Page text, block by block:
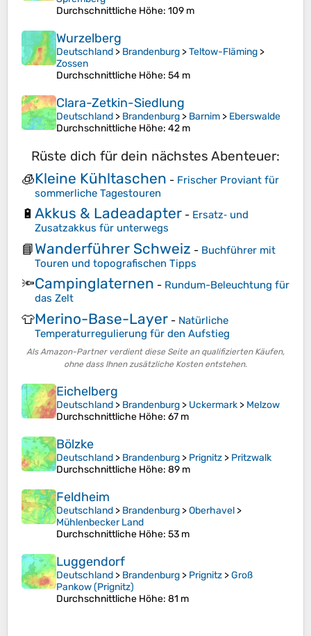
Durchschnittliche Höhe: 109 m
Wurzelberg
Deutschland > Brandenburg >Teltow-Fläming >
Zossen
Durchschnittliche Höhe: 54 m
Clara-Zetkin-Siedlung
Deutschland > Brandenburg > Barnim > Eberswalde
Durchschnittliche Höhe: 42 m
Rüste dich für dein nächstes Abenteuer:
🧊Kleine Kühltaschen - Frischer Proviant für
sommerliche Tagestouren
🔋 Akkus & Ladeadapter - Ersatz‑ und
Zusatzakkus für unterwegs
📘Wanderführer Schweiz - Buchführer mit
Touren und topografischen Tipps
🔦Campinglaternen - Rundum-Beleuchtung für
das Zelt
👕Merino-Base-Layer - Natürliche
Temperaturregulierung für den Aufstieg
Als Amazon-Partner verdient diese Seite an qualifizierten Käufen,
ohne dass Ihnen zusätzliche Kosten entstehen.
Eichelberg
Deutschland > Brandenburg > Uckermark > Melzow
Durchschnittliche Höhe: 67 m
Bölzke
Deutschland > Brandenburg > Prignitz > Pritzwalk
Durchschnittliche Höhe: 89 m
Feldheim
Deutschland > Brandenburg >Oberhavel >
Mühlenbecker Land
Durchschnittliche Höhe: 53 m
Luggendorf
Deutschland > Brandenburg > Prignitz >Groß
Pankow (Prignitz)
Durchschnittliche Höhe: 81 m